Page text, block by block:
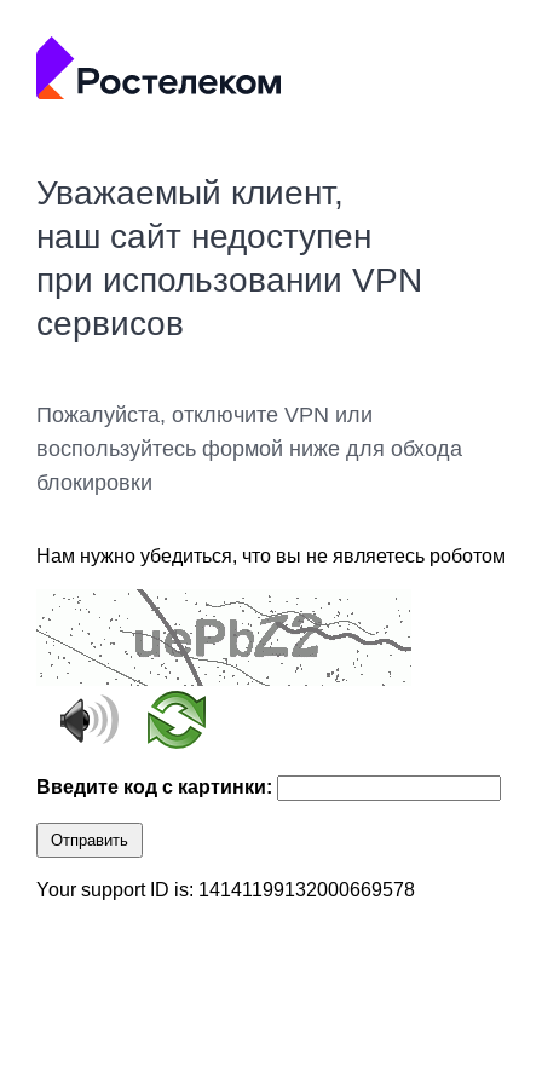
Уважаемый клиент,
наш сайт недоступен
при использовании VPN
сервисов
Пожалуйста, отключите VPN или
воспользуйтесь формой ниже для обхода
блокировки
Нам нужно убедиться, что вы не являетесь роботом
Введите код с картинки:
Отправить
Your support ID is: 14141199132000669578